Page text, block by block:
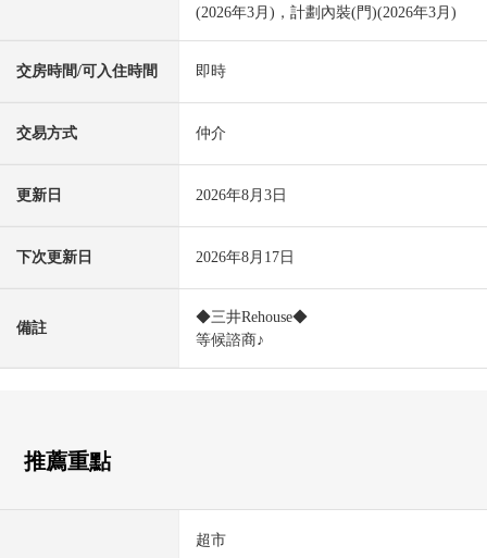
(2026年3月)，計劃內裝(門)(2026年3月)
交房時間/可入住時間 即時
交易方式 仲介
更新日 2026年8月3日
下次更新日 2026年8月17日
備註
◆三井Rehouse◆
等候諮商♪
推薦重點
超市